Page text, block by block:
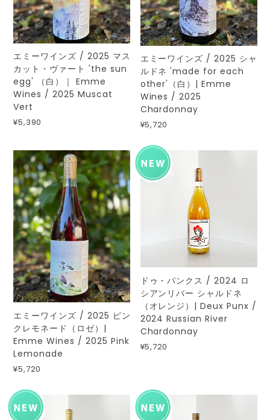
エミーワインズ / 2025 マス
カット・ヴァート 'the sun
egg' （白）｜ Emme
Wines / 2025 Muscat
Vert
¥5,390
エミーワインズ / 2025 シャ
ルドネ 'made for each
other'（白）| Emme
Wines / 2025
Chardonnay
¥5,720
エミーワインズ / 2025 ピン
クレモネード（ロゼ）|
Emme Wines / 2025 Pink
Lemonade
¥5,720
ドゥ・パンクス / 2024 ロ
シアンリバー シャルドネ
（オレンジ）| Deux Punx /
2024 Russian River
Chardonnay
¥5,720